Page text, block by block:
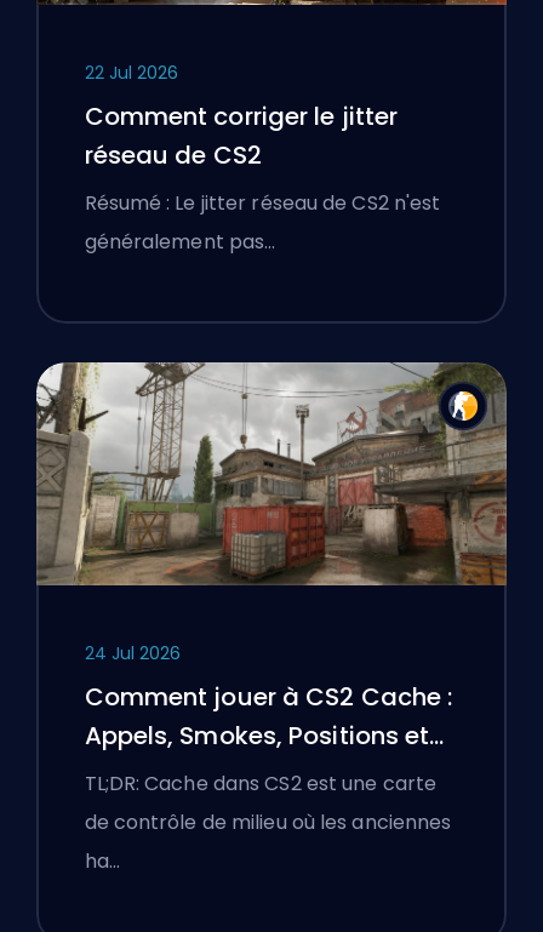
22 Jul 2026
Comment corriger le jitter
réseau de CS2
Résumé : Le jitter réseau de CS2 n'est
généralement pas…
24 Jul 2026
Comment jouer à CS2 Cache :
Appels, Smokes, Positions et
Conseils Premier
TL;DR: Cache dans CS2 est une carte
de contrôle de milieu où les anciennes
ha…